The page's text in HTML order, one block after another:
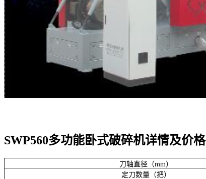
SWP560多功能卧式破碎机详情及价格
刀轴直径（mm）
定刀数量（把）